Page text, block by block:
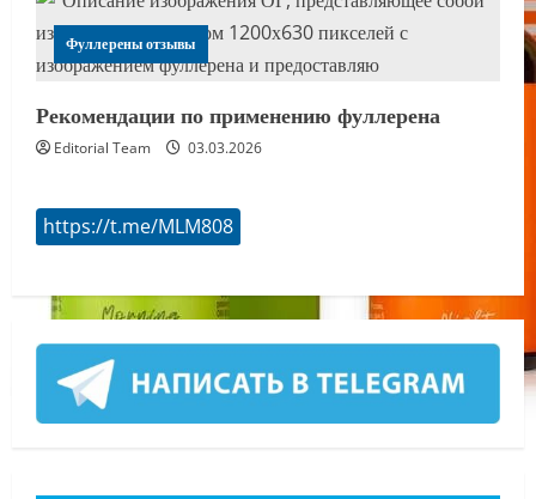
Фуллерены отзывы
Рекомендации по применению фуллерена
Editorial Team 03.03.2026
https://t.me/MLM808